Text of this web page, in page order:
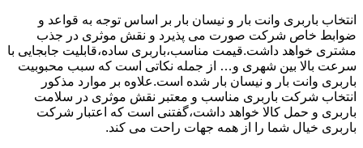
انتخاب باربری وانت بار و نیسان بار بر اساس توجه به قواعد و
ضوابط خاص شرکت صورت می پذیرد و نقش موثری در جذب
مشتری خواهد داشت.قیمت مناسب،باربری ساده،قابلیت جابجایی با
سرعت بالا بین شهری و… از جمله نکاتی است که سبب محبوبیت
باربری وانت بار و نیسان بار شده است.علاوه بر موارد مذکور
انتخاب شرکت باربری مناسب و معتبر نقش موثری در سلامت
باربری و حمل کالا خواهد داشت،گفتنی است که اعتبار شرکت
باربری خیال شما را از همه جهات راحت می کند.